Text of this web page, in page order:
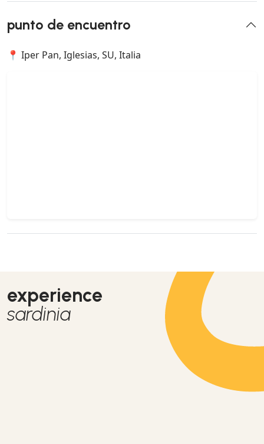
punto de encuentro
📍 Iper Pan, Iglesias, SU, Italia
experience
sardinia